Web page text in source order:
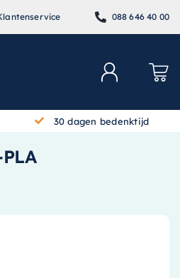
088 646 40 00
30 dagen bedenktijd